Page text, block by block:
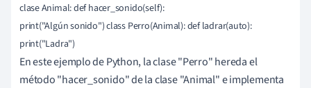
clase Animal: def hacer_sonido(self):
print("Algún sonido") class Perro(Animal): def ladrar(auto):
print("Ladra")
En este ejemplo de Python, la clase "Perro" hereda el
método "hacer_sonido" de la clase "Animal" e implementa